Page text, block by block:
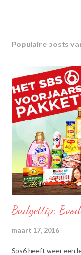
Populaire posts
Budgettip:
maart 17, 2016
Sbs6 heeft weer een